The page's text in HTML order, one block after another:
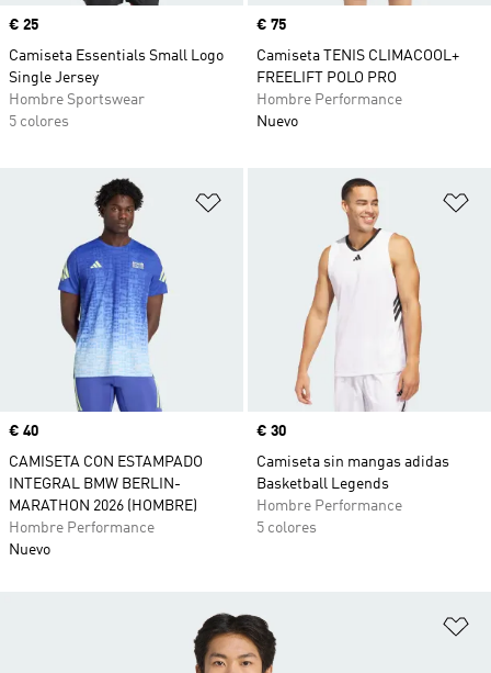
Precio
€ 25
Camiseta Essentials Small Logo
Single Jersey
Hombre Sportswear
5 colores
Precio
€ 75
Camiseta TENIS CLIMACOOL+
FREELIFT POLO PRO
Hombre Performance
Nuevo
Añadir a la lista de deseos
Precio
€ 40
CAMISETA CON ESTAMPADO
INTEGRAL BMW BERLIN-
MARATHON 2026 (HOMBRE)
Hombre Performance
Nuevo
Precio
€ 30
Camiseta sin mangas adidas
Basketball Legends
Hombre Performance
5 colores